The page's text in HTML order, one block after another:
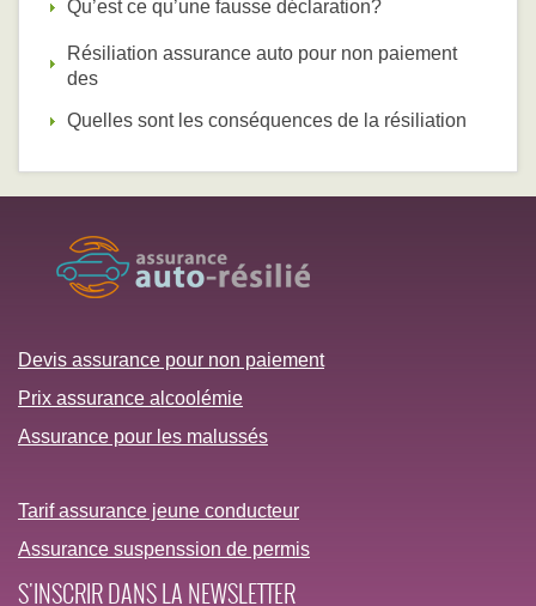
Qu’est ce qu’une fausse déclaration?
Résiliation assurance auto pour non paiement
des
Quelles sont les conséquences de la résiliation
Devis assurance pour non paiement
Prix assurance alcoolémie
Assurance pour les malussés
Tarif assurance jeune conducteur
Assurance suspenssion de permis
S'INSCRIR DANS LA NEWSLETTER